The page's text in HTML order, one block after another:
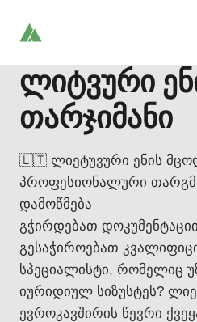
ლიტვური
თარჯიმანი
🇱🇹 ლიეტუვური ენის
პროფესიონალური
დამოწმება
გჭირდებათ
გესაჭიროებათ
სპეციალისტი, რომელიც
იურიდიულ სიზუსტეს?
ევროკავშირის წევრი